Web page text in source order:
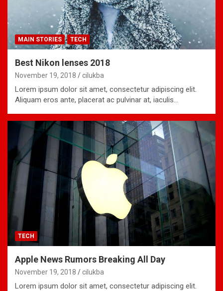
MAIN STORIES TECH
Best Nikon lenses 2018
November 19, 2018 cilukba
Lorem ipsum dolor sit amet, consectetur adipiscing elit.
Aliquam eros ante, placerat ac pulvinar at, iaculis…
TECH
Apple News Rumors Breaking All Day
November 19, 2018 cilukba
Lorem ipsum dolor sit amet, consectetur adipiscing elit.